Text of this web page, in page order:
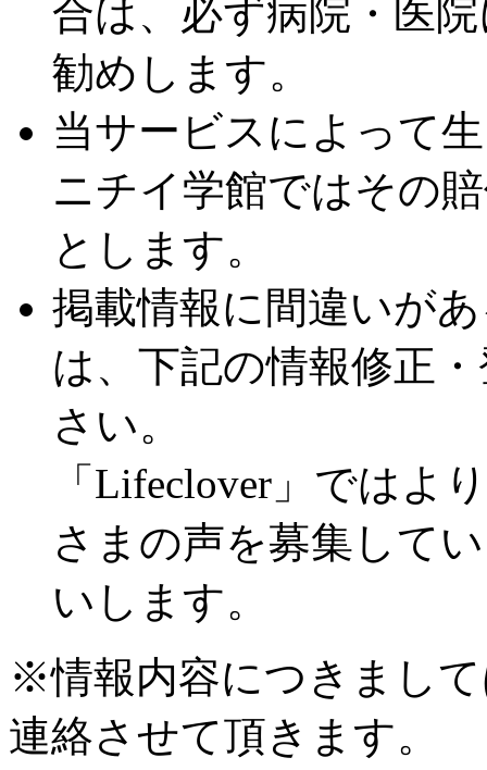
合は、必ず病院・医
勧めします。
当サービスによって
ニチイ学館ではその
とします。
掲載情報に間違いが
は、下記の情報修正
さい。
「Lifeclover」ではよ
さまの声を募集して
いします。
※情報内容につきまし
連絡させて頂きます。